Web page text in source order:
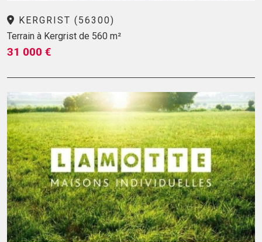
KERGRIST (56300)
Terrain à Kergrist de 560 m²
31 000 €